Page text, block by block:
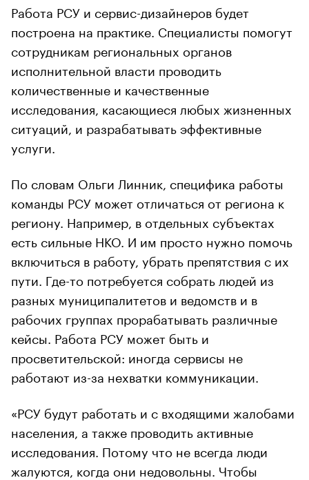
Работа РСУ и сервис-дизайнеров будет
построена на практике. Специалисты помогут
сотрудникам региональных органов
исполнительной власти проводить
количественные и качественные
исследования, касающиеся любых жизненных
ситуаций, и разрабатывать эффективные
услуги.
По словам Ольги Линник, специфика работы
команды РСУ может отличаться от региона к
региону. Например, в отдельных субъектах
есть сильные НКО. И им просто нужно помочь
включиться в работу, убрать препятствия с их
пути. Где-то потребуется собрать людей из
разных муниципалитетов и ведомств и в
рабочих группах прорабатывать различные
кейсы. Работа РСУ может быть и
просветительской: иногда сервисы не
работают из-за нехватки коммуникации.
«РСУ будут работать и с входящими жалобами
населения, а также проводить активные
исследования. Потому что не всегда люди
жалуются, когда они недовольны. Чтобы